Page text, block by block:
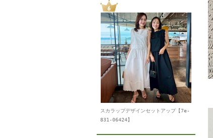
スカラップデザインセットアップ【7e-
831-06424】